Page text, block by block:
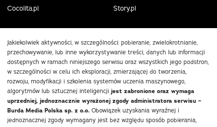
Cocolita.pl
Story.pl
Jakiekolwiek aktywności, w szczególności: pobieranie, zwielokrotnianie,
przechowywanie, lub inne wykorzystywanie treści, danych lub informacji
dostępnych w ramach niniejszego serwisu oraz wszystkich jego podstron,
w szczególności w celu ich eksploracji, zmierzającej do tworzenia,
rozwoju, modyfikacji i szkolenia systemów uczenia maszynowego,
algorytmów lub sztucznej inteligencji jest zabronione oraz wymaga
uprzedniej, jednoznacznie wyrażonej zgody administratora serwisu –
Burda Media Polska sp. z o.o. Obowiązek uzyskania wyraźnej i
jednoznacznej zgody wymagany jest bez względu sposób pobierania,